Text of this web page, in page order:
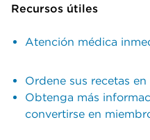
Recursos útiles
Atención médica
Ordene sus recetas en
Obtenga más
convertirse en